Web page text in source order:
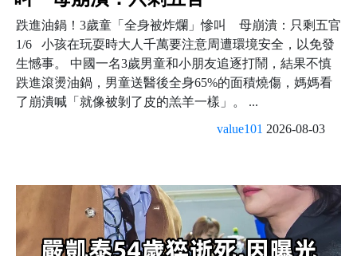
跌進油鍋！3歲童「全身被炸爛」慘叫 母崩潰：只剩五官
1/6 小孩在玩耍時大人千萬要注意周遭環境安全，以免發
生憾事。 中國一名3歲男童和小朋友追逐打鬧，結果不慎
跌進滾燙油鍋，男童送醫後全身65%的面積燒傷，媽媽看
了崩潰喊「就像被剝了皮的羔羊一樣」。 ...
value101 2026-08-03